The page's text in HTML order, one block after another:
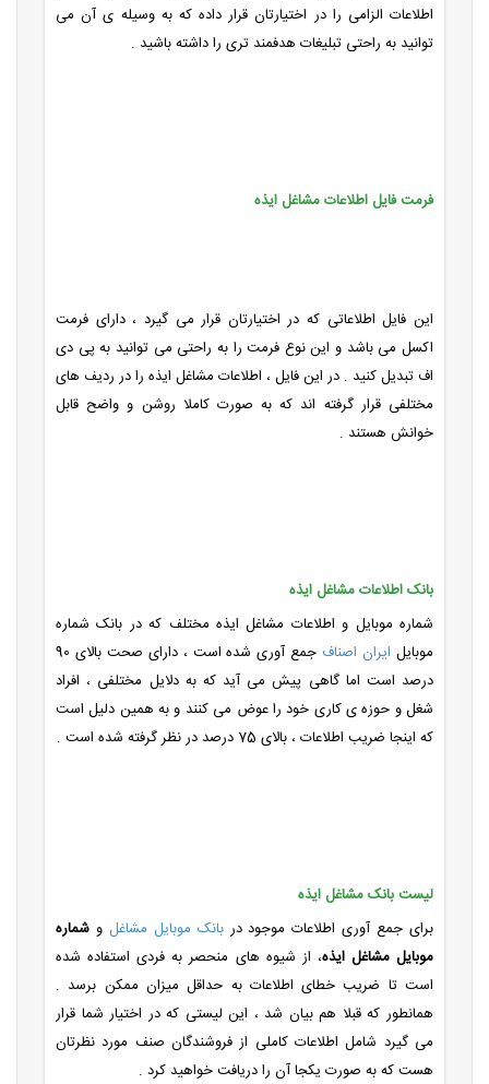
اطلاعات الزامی را در اختیارتان قرار داده که به وسیله ی آن می
توانید به راحتی تبلیغات هدفمند تری را داشته باشید .
فرمت فایل اطلاعات مشاغل ایذه
این فایل اطلاعاتی که در اختیارتان قرار می گیرد ، دارای فرمت
اکسل می باشد و این نوع فرمت را به راحتی می توانید به پی دی
اف تبدیل کنید . در این فایل ، اطلاعات مشاغل ایذه را در ردیف های
مختلفی قرار گرفته اند که به صورت کاملا روشن و واضح قابل
خوانش هستند .
بانک اطلاعات مشاغل ایذه
شماره موبایل و اطلاعات مشاغل ایذه مختلف که در بانک شماره
موبایل ایران اصناف
جمع آوری شده است ، دارای صحت بالای 90
درصد است اما گاهی پیش می آید که به دلایل مختلفی ، افراد
شغل و حوزه ی کاری خود را عوض می کنند و به همین دلیل است
که اینجا ضریب اطلاعات ، بالای 75 درصد در نظر گرفته شده است .
لیست بانک مشاغل ایذه
برای جمع آوری اطلاعات موجود دربانک موبایل مشاغل و شماره
موبایل مشاغل ایذه، از شیوه های منحصر به فردی استفاده شده
است تا ضریب خطای اطلاعات به حداقل میزان ممکن برسد .
همانطور که قبلا هم بیان شد ، این لیستی که در اختیار شما قرار
می گیرد شامل اطلاعات کاملی از فروشندگان صنف مورد نظرتان
هست که به صورت یکجا آن را دریافت خواهید کرد .